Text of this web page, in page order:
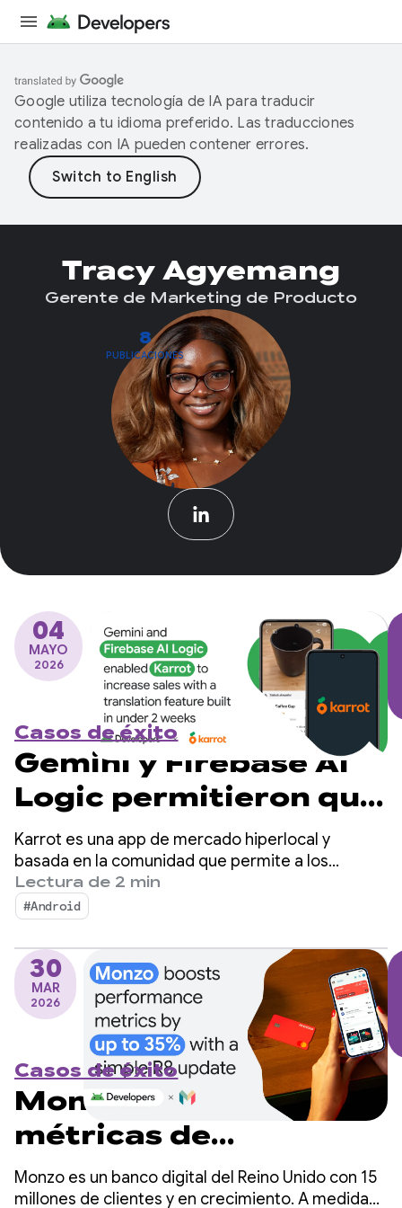
Google utiliza tecnología de IA para traducir
contenido a tu idioma preferido. Las traducciones
realizadas con IA pueden contener errores.
8
PUBLICACIONES
Tracy Agyemang
Gerente de Marketing de Producto
04
MAYO
2026
Casos de éxito
Gemini y Firebase AI
Logic permitieron que
Karrot aumentara las
ventas con una
función de traducción
de 2 semanas
Karrot es una app de mercado hiperlocal y
basada en la comunidad que permite a los
usuarios comprar, vender y canjear artículos con
otros usuarios verificados. Desde su lanzamiento
en Corea del Sur en 2015, la plataforma se
expandió a los mercados globales y acumuló más
de 43 millones de usuarios registrados.
Lectura de 2 min
#Android
30
MAR
2026
Casos de éxito
Monzo aumenta las
métricas de
rendimiento hasta en
Monzo es un banco digital del Reino Unido con 15
millones de clientes y en crecimiento. A medida